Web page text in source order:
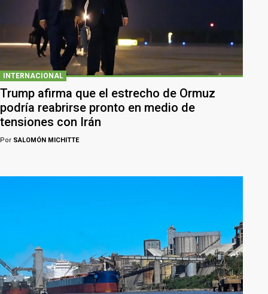
INTERNACIONAL
Trump afirma que el estrecho de Ormuz
podría reabrirse pronto en medio de
tensiones con Irán
Por SALOMÓN MICHITTE